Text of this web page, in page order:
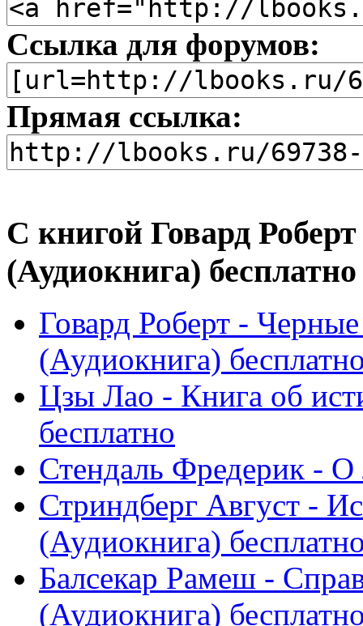
Ссылка для форумов:
Прямая ссылка:
С книгой Говард
(Аудиокнига)
Говард Роберт -
(Аудиокнига)
Цзы Лао - Книга об
бесплатно
Стендаль Фредерик -
Стриндберг Август -
(Аудиокнига)
Балсекар Рамеш -
(Аудиокнига)